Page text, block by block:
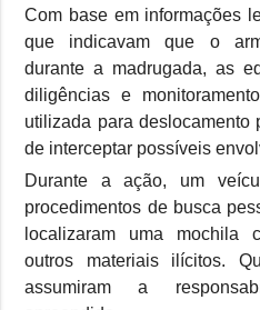
Com base em informações
que indicavam que o
durante a madrugada, as
diligências e
utilizada para deslocamento
de interceptar possíveis
Durante a ação, um
procedimentos de busca
localizaram uma mochila
outros materiais ilícitos.
assumiram a